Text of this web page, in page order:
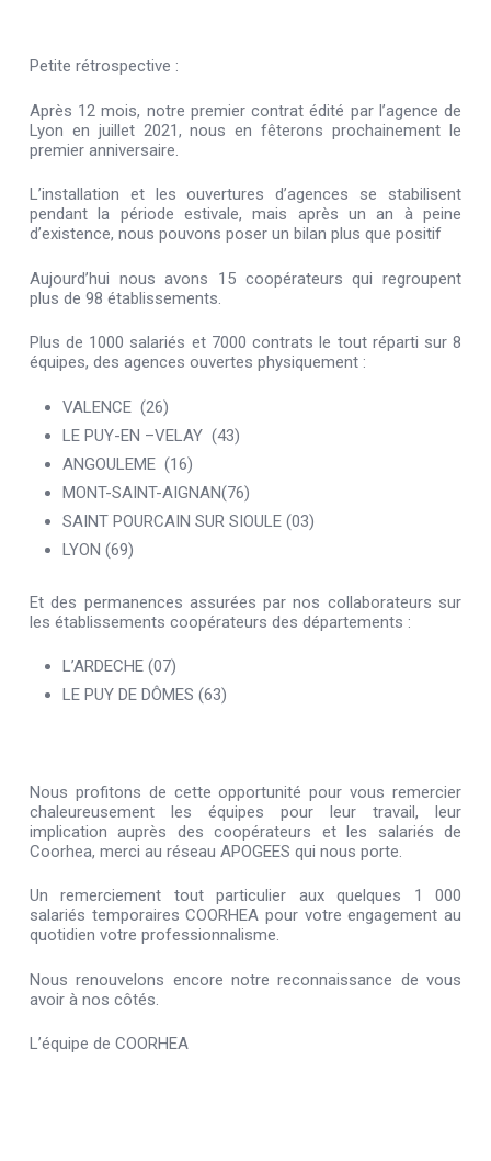
Petite rétrospective :
Après 12 mois, notre premier contrat édité par l’agence de
Lyon en juillet 2021, nous en fêterons prochainement le
premier anniversaire.
L’installation et les ouvertures d’agences se stabilisent
pendant la période estivale, mais après un an à peine
d’existence, nous pouvons poser un bilan plus que positif
Aujourd’hui nous avons 15 coopérateurs qui regroupent
plus de 98 établissements.
Plus de 1000 salariés et 7000 contrats le tout réparti sur 8
équipes, des agences ouvertes physiquement :
VALENCE (26)
LE PUY-EN –VELAY (43)
ANGOULEME (16)
MONT-SAINT-AIGNAN(76)
SAINT POURCAIN SUR SIOULE (03)
LYON (69)
Et des permanences assurées par nos collaborateurs sur
les établissements coopérateurs des départements :
L’ARDECHE (07)
LE PUY DE DÔMES (63)
Nous profitons de cette opportunité pour vous remercier
chaleureusement les équipes pour leur travail, leur
implication auprès des coopérateurs et les salariés de
Coorhea, merci au réseau APOGEES qui nous porte.
Un remerciement tout particulier aux quelques 1 000
salariés temporaires COORHEA pour votre engagement au
quotidien votre professionnalisme.
Nous renouvelons encore notre reconnaissance de vous
avoir à nos côtés.
L’équipe de COORHEA